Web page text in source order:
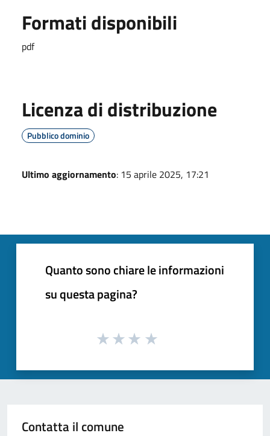
Formati disponibili
pdf
Licenza di distribuzione
Pubblico dominio
Ultimo aggiornamento: 15 aprile 2025, 17:21
Quanto sono chiare le informazioni
su questa pagina?
Contatta il comune